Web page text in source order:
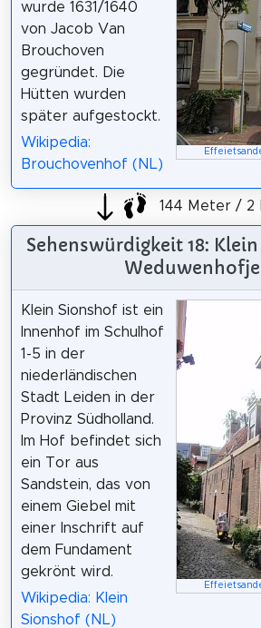
wurde 1631/1640
von Jacob Van
Brouchoven
gegründet. Die
Hütten wurden
später aufgestockt.
Wikipedia:
Brouchovenhof (NL)
144 Meter / 2
Sehenswürdigkeit 18:
Weduwenhofje
Klein Sionshof ist ein
Innenhof im Schulhof
1-5 in der
niederländischen
Stadt Leiden in der
Provinz Südholland.
Im Hof befindet sich
ein Tor aus
Sandstein, das von
einem Giebel mit
einer Inschrift auf
dem Fundament
gekrönt wird.
Wikipedia: Klein
Sionshof (NL)